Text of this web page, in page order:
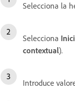
Selecciona la
Selecciona
contextual).
Introduce